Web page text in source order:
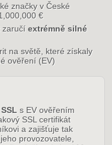
značky v České
€
zaručí extrémně silné
na světě, které získaly
ověření (EV)
s EV ověřením
SSL certifikát
a zajišťuje tak
provozovatele,